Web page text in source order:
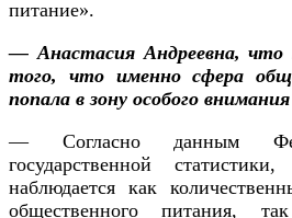
питание».
— Анастасия Андреевна, что
того, что именно сфера
попала в зону особого
— Согласно данным
государственной
наблюдается как
общественного питания,